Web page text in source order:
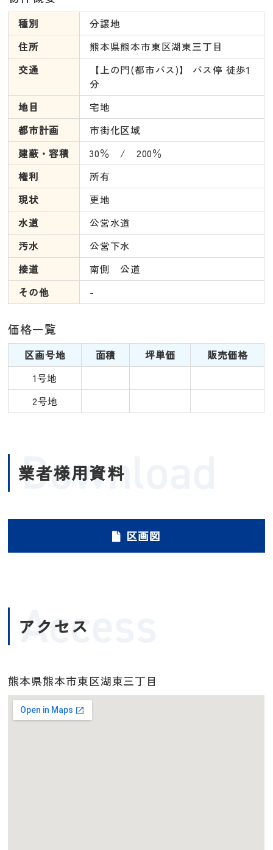
種別
分譲地
住所
熊本県熊本市東区湖東三丁目
交通
【上の門(都市バス)】 バス停 徒歩1
分
地目
宅地
都市計画
市街化区域
建蔽・容積
30％ / 200％
権利
所有
現状
更地
水道
公営水道
汚水
公営下水
接道
南側 公道
その他
-
価格一覧
区画号地 面積 坪単価
販売価格
1号地
2号地
業者様用資料
Download
区画図
アクセス
Access
熊本県熊本市東区湖東三丁目